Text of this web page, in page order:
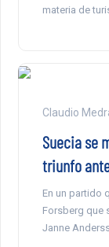
materia de
Claudio
Suecia se
triunfo
En un partido
Forsberg que
Janne